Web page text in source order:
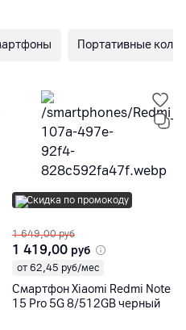
Портативные
Скидка по промокоду
1 649,00 руб
1 419,00 руб
от 62,45 руб/мес
Смартфон Xiaomi Redmi Note
15 Pro 5G 8/512GB черный